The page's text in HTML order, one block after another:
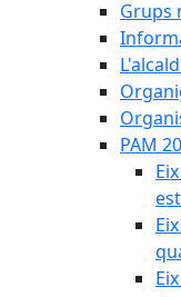
Grups
PAM